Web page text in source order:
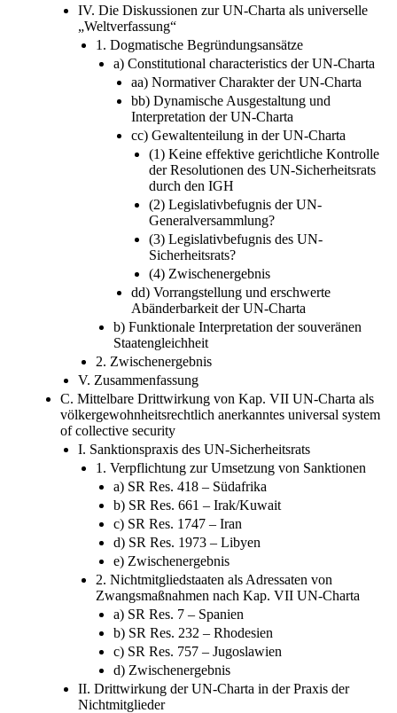
IV. Die Diskussionen zur UN-Charta als universelle
„Weltverfassung“
1. Dogmatische Begründungsansätze
a) Constitutional characteristics der UN-Charta
aa) Normativer Charakter der UN-Charta
bb) Dynamische Ausgestaltung und
Interpretation der UN-Charta
cc) Gewaltenteilung in der UN-Charta
(1) Keine effektive gerichtliche Kontrolle
der Resolutionen des UN-Sicherheitsrats
durch den IGH
(2) Legislativbefugnis der UN-
Generalversammlung?
(3) Legislativbefugnis des UN-
Sicherheitsrats?
(4) Zwischenergebnis
dd) Vorrangstellung und erschwerte
Abänderbarkeit der UN-Charta
b) Funktionale Interpretation der souveränen
Staatengleichheit
2. Zwischenergebnis
V. Zusammenfassung
C. Mittelbare Drittwirkung von Kap. VII UN-Charta als
völkergewohnheitsrechtlich anerkanntes universal system
of collective security
I. Sanktionspraxis des UN-Sicherheitsrats
1. Verpflichtung zur Umsetzung von Sanktionen
a) SR Res. 418 – Südafrika
b) SR Res. 661 – Irak/Kuwait
c) SR Res. 1747 – Iran
d) SR Res. 1973 – Libyen
e) Zwischenergebnis
2. Nichtmitgliedstaaten als Adressaten von
Zwangsmaßnahmen nach Kap. VII UN-Charta
a) SR Res. 7 – Spanien
b) SR Res. 232 – Rhodesien
c) SR Res. 757 – Jugoslawien
d) Zwischenergebnis
II. Drittwirkung der UN-Charta in der Praxis der
Nichtmitglieder